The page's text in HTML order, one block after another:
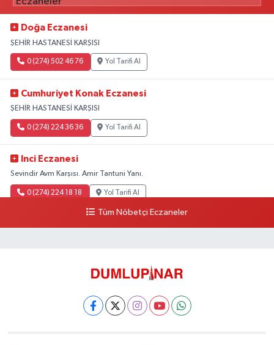
Doğa Eczanesi
ŞEHİR HASTANESİ KARŞISI
0 (274) 502 46 76 Yol Tarifi Al
Cumhuriyet Konak Eczanesi
ŞEHİR HASTANESİ KARŞISI
0 (274) 224 36 36 Yol Tarifi Al
Inci Eczanesi
Sevindir Avm Karşısı. Amir Tantuni Yanı.
0 (274) 224 18 18 Yol Tarifi Al
Tüm Nöbetçi Eczaneler